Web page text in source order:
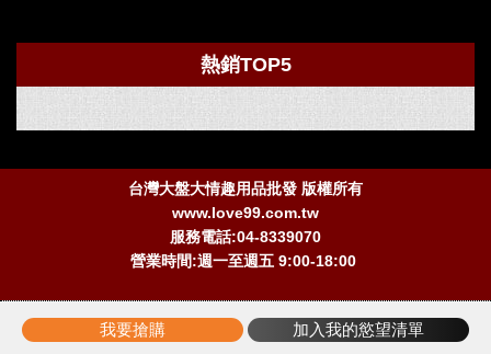
我要搶購 加入我的慾望清單
熱銷TOP5
台灣大盤大情趣用品批發 版權所有
www.love99.com.tw
服務電話:04-8339070
營業時間:週一至週五 9:00-18:00